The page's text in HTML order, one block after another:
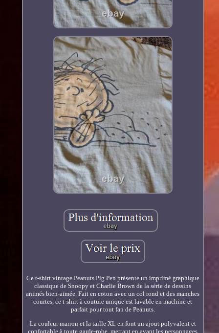
Ce t-shirt vintage Peanuts Pig Pen présente un imprimé graphique
classique de Snoopy et Charlie Brown de la série de dessins
animés bien-aimée. Fait en coton avec un col rond et des manches
courtes, ce t-shirt à couture unique est lavable en machine et
parfait pour tout fan de Peanuts.
La couleur marron et la taille XL en font un ajout polyvalent et
confortable à toute garde-robe, mettant en avant les personnages